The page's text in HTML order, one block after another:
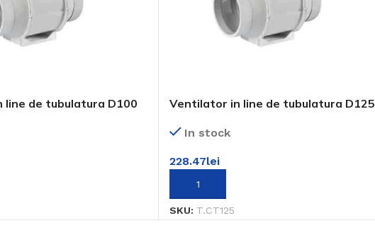
Rezistență certificată
de tubulatura D100 Ventilator in line de tubulatura D125
In stock
228.47lei
ADAUGĂ ÎN COȘ
SKU: T.CT125